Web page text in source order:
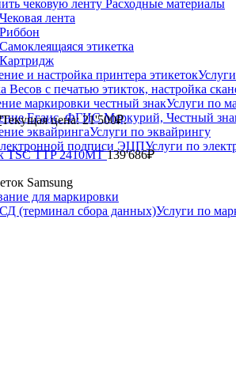
Расходные материалы
Чековая лента
Риббон
Самоклеящаяся этикетка
Картридж
Услуги по
Услуги по эквайрингу
Услуги по
для маркировки
Услуги по
Текущая цена: 21'500₽.
TSC TTP 2410MT139'686₽
Samsung